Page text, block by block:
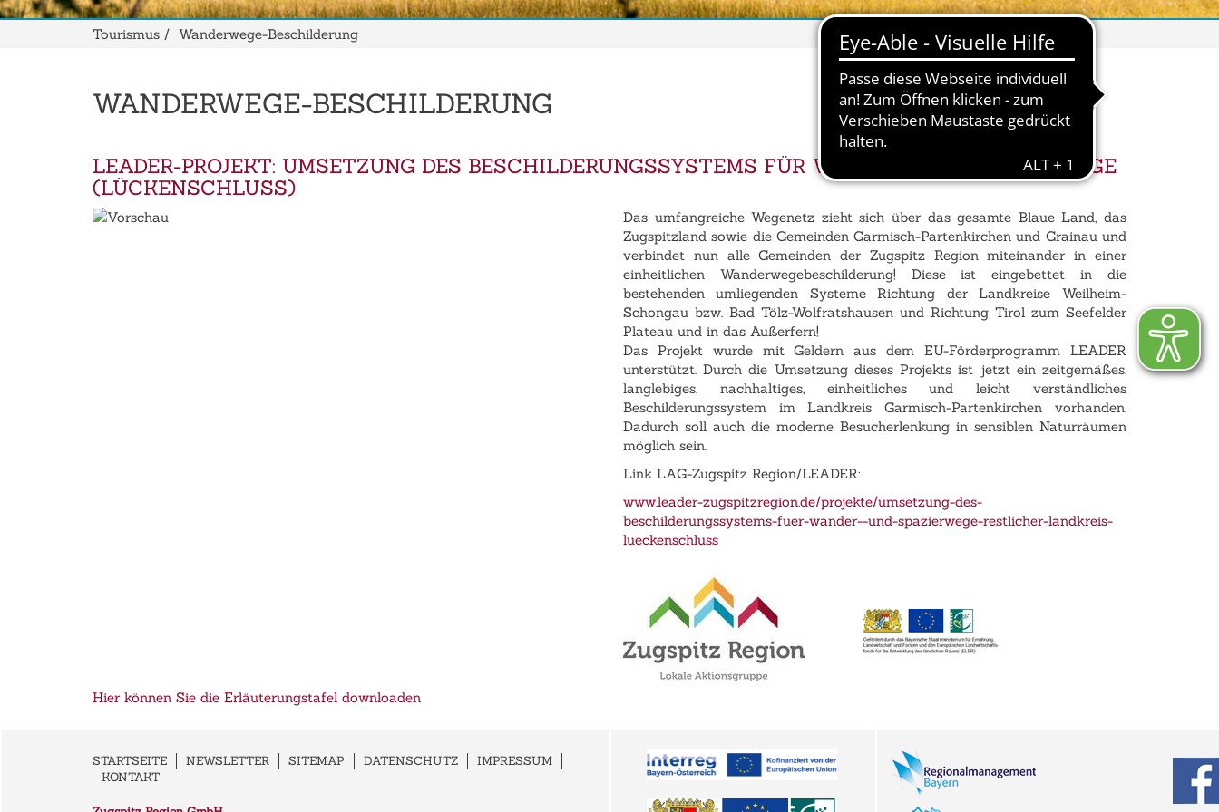
Tourismus Wanderwege-Beschilderung
WANDERWEGE-BESCHILDERUNG
LEADER-PROJEKT: UMSETZUNG DES BESCHILDERUNGSSYSTEMS FÜR WANDER- UND SPAZIERWEGE
(LÜCKENSCHLUSS)
Das umfangreiche Wegenetz zieht sich über das gesamte Blaue Land, das
Zugspitzland sowie die Gemeinden Garmisch-Partenkirchen und Grainau und
verbindet nun alle Gemeinden der Zugspitz Region miteinander in einer
einheitlichen Wanderwegebeschilderung! Diese ist eingebettet in die
bestehenden umliegenden Systeme Richtung der Landkreise Weilheim-
Schongau bzw. Bad Tölz-Wolfratshausen und Richtung Tirol zum Seefelder
Plateau und in das Außerfern!
Das Projekt wurde mit Geldern aus dem EU-Förderprogramm LEADER
unterstützt. Durch die Umsetzung dieses Projekts ist jetzt ein zeitgemäßes,
langlebiges, nachhaltiges, einheitliches und leicht verständliches
Beschilderungssystem im Landkreis Garmisch-Partenkirchen vorhanden.
Dadurch soll auch die moderne Besucherlenkung in sensiblen Naturräumen
möglich sein.
Link LAG-Zugspitz Region/LEADER:
www.leader-zugspitzregion.de/projekte/umsetzung-des-
beschilderungssystems-fuer-wander--und-spazierwege-restlicher-landkreis-
lueckenschluss
Hier können Sie die Erläuterungstafel downloaden
STARTSEITE NEWSLETTER SITEMAP DATENSCHUTZ
IMPRESSUM
KONTAKT